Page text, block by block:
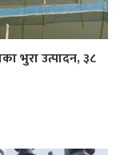
भुरा उत्पादन, ३८